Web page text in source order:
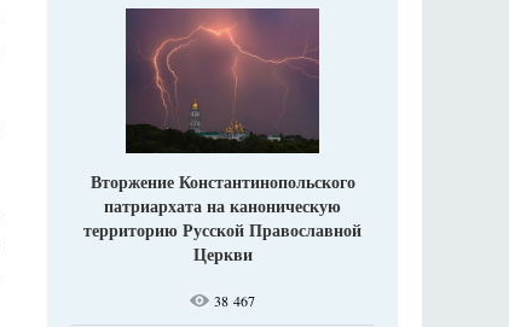
Вторжение Константинопольского
патриархата на каноническую
территорию Русской Православной
Церкви
38 467